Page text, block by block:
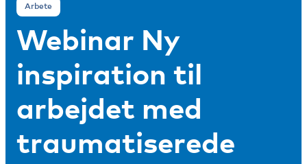
Arbete
Webinar Ny
inspiration til
arbejdet med
traumatiserede